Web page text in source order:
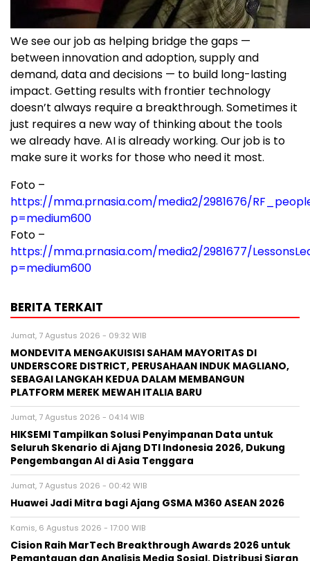
We see our job as helping bridge the gaps —
between innovation and adoption, supply and
demand, data and decisions — to build long-lasting
impact. Getting results with frontier technology
doesn’t always require a breakthrough. Sometimes it
just requires a new way of thinking about the tools
we already have. AI is already working. Our job is to
make sure it works for those who need it most.
Foto –
https://mma.prnasia.com/media2/2981676/
p=medium600
Foto –
https://mma.prnasia.com/media2/2981677/
p=medium600
BERITA TERKAIT
Jumat, 7 Agustus 2026 - 09:32 WIB
MONDEVITA MENGAKUISISI SAHAM MAYORITAS DI
UNDERSCORE DISTRICT, PERUSAHAAN INDUK MAGLIANO,
SEBAGAI LANGKAH KEDUA DALAM MEMBANGUN
PLATFORM MEREK MEWAH ITALIA BARU
Jumat, 7 Agustus 2026 - 04:14 WIB
HIKSEMI Tampilkan Solusi Penyimpanan Data untuk
Seluruh Skenario di Ajang DTI Indonesia 2026, Dukung
Pengembangan AI di Asia Tenggara
Jumat, 7 Agustus 2026 - 00:42 WIB
Huawei Jadi Mitra bagi Ajang GSMA M360 ASEAN 2026
Kamis, 6 Agustus 2026 - 17:00 WIB
Cision Raih MarTech Breakthrough Awards 2026 untuk